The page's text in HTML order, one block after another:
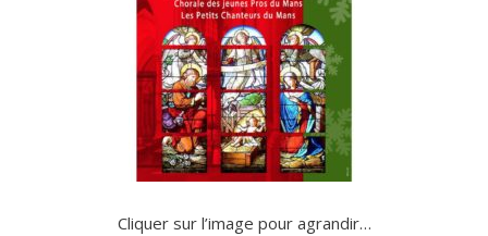
Cliquer sur l’image pour agrandir…